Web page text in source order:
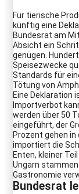
Für tierische
künftig eine
Bundesrat am
Absicht ein
genügen.
Speisezwecke
Standards für
Tötung von
Eine Deklaration
Importverbot
werden über 50
eingeführt, der
Prozent gehen
importiert die
Enten, kleiner
Ungarn
Gastronomie
Bundesrat